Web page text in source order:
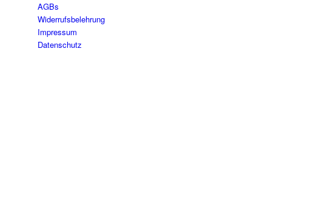
AGBs
Widerrufsbelehrung
Impressum
Datenschutz